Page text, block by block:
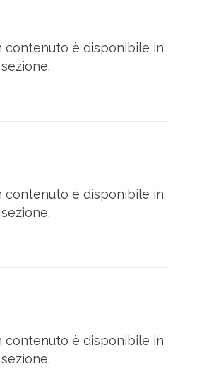
contenuto è disponibile in
contenuto è disponibile in
contenuto è disponibile in